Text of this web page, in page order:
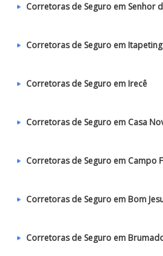
Corretoras de Seguro em Senhor
Corretoras de Seguro em
Corretoras de Seguro em Irecê
Corretoras de Seguro em Casa
Corretoras de Seguro em Campo
Corretoras de Seguro em Bom
Corretoras de Seguro em